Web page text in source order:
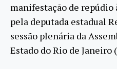
manifestação de repúdio
pela deputada estadual
sessão plenária da
Estado do Rio de Janeiro